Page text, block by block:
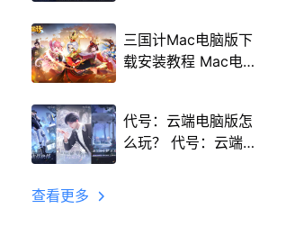
三国计Mac电脑版下
载安装教程 Mac电脑
代号：云端电脑版怎
么玩？ 代号：云端性
查看更多